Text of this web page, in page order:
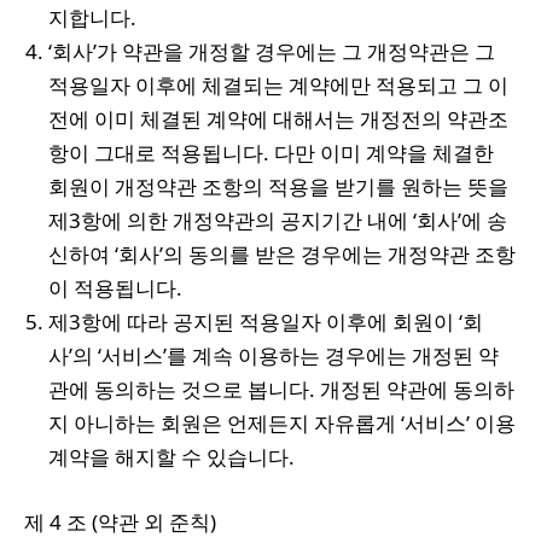
지합니다.
‘회사’가 약관을 개정할 경우에는 그 개정약관은 그
적용일자 이후에 체결되는 계약에만 적용되고 그 이
전에 이미 체결된 계약에 대해서는 개정전의 약관조
항이 그대로 적용됩니다. 다만 이미 계약을 체결한
회원이 개정약관 조항의 적용을 받기를 원하는 뜻을
제3항에 의한 개정약관의 공지기간 내에 ‘회사’에 송
신하여 ‘회사’의 동의를 받은 경우에는 개정약관 조항
이 적용됩니다.
제3항에 따라 공지된 적용일자 이후에 회원이 ‘회
사’의 ‘서비스’를 계속 이용하는 경우에는 개정된 약
관에 동의하는 것으로 봅니다. 개정된 약관에 동의하
지 아니하는 회원은 언제든지 자유롭게 ‘서비스’ 이용
계약을 해지할 수 있습니다.
제 4 조 (약관 외 준칙)